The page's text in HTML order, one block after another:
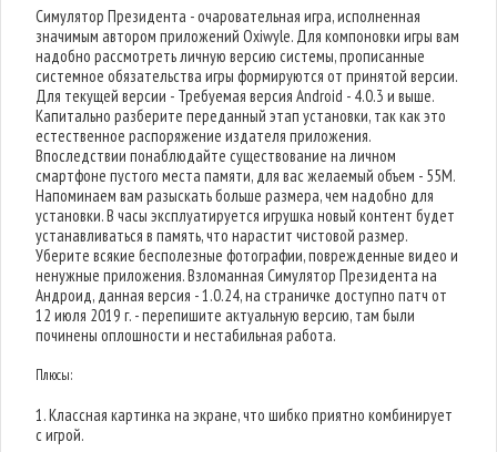
Симулятор Президента - очаровательная игра, исполненная
значимым автором приложений Oxiwyle. Для компоновки игры вам
надобно рассмотреть личную версию системы, прописанные
системное обязательства игры формируются от принятой версии.
Для текущей версии - Требуемая версия Android - 4.0.3 и выше.
Капитально разберите переданный этап установки, так как это
естественное распоряжение издателя приложения.
Впоследствии понаблюдайте существование на личном
смартфоне пустого места памяти, для вас желаемый объем - 55M.
Напоминаем вам разыскать больше размера, чем надобно для
установки. В часы эксплуатируется игрушка новый контент будет
устанавливаться в память, что нарастит чистовой размер.
Уберите всякие бесполезные фотографии, поврежденные видео и
ненужные приложения. Взломанная Симулятор Президента на
Андроид, данная версия - 1.0.24, на страничке доступно патч от
12 июля 2019 г. - перепишите актуальную версию, там были
починены оплошности и нестабильная работа.
Плюсы:
1. Классная картинка на экране, что шибко приятно комбинирует
с игрой.